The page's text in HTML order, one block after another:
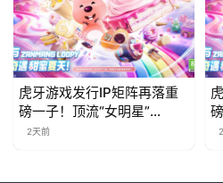
虎牙游戏发行IP矩阵再落重
磅一子！顶流“女明星”
ZANMANG LOOPY 正版3D
2天前